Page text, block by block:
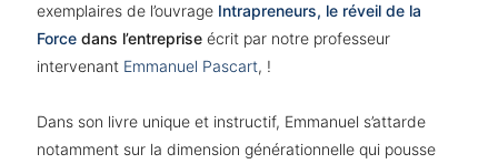
exemplaires de l’ouvrage Intrapreneurs, le réveil de la
Force dans l’entreprise écrit par notre professeur
intervenant Emmanuel Pascart, !
Dans son livre unique et instructif, Emmanuel s’attarde
notamment sur la dimension générationnelle qui pousse